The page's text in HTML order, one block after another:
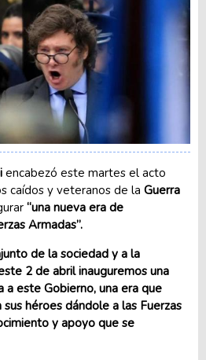
encabezó este martes el acto
caídos y veteranos de la Guerra
“una nueva era de
Armadas”.
de la sociedad y a la
2 de abril inauguremos una
a este Gobierno, una era que
héroes dándole a las Fuerzas
y apoyo que se